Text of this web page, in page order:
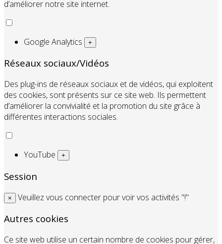
d’améliorer notre site internet.
Google Analytics +
Réseaux sociaux/Vidéos
Des plug-ins de réseaux sociaux et de vidéos, qui exploitent
des cookies, sont présents sur ce site web. Ils permettent
d’améliorer la convivialité et la promotion du site grâce à
différentes interactions sociales.
YouTube +
Session
× Veuillez vous connecter pour voir vos activités "!"
Autres cookies
Ce site web utilise un certain nombre de cookies pour gérer,